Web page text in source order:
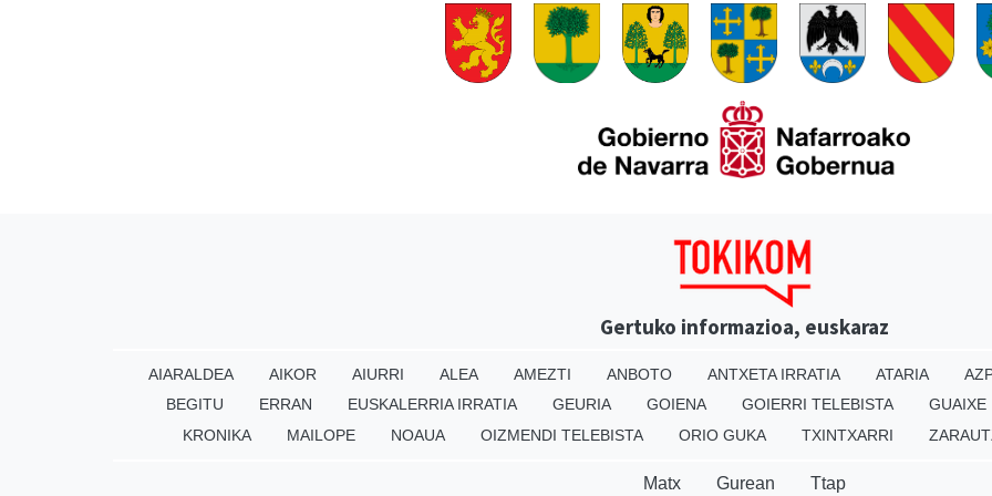
Gertuko informazioa, euskaraz
AIARALDEA AIKOR AIURRI ALEA AMEZTI ANBOTO ANTXETA IRRATIA ATARIA
BEGITU
ERRAN EUSKALERRIA IRRATIA GEURIA GOIENA GOIERRI TELEBISTA
GUAIXE
KRONIKA
MAILOPE NOAUA OIZMENDI TELEBISTA ORIO GUKA TXINTXARRI
Matx Gurean Ttap